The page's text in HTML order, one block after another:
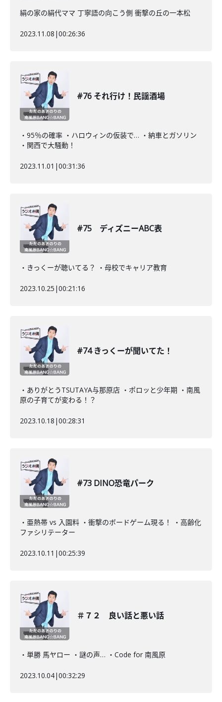
絹の家の絹代ママ 丁寧語の向こう側 衝撃の丘の一本松
2023.11.08 |00:26:36
#76 それ行け！民謡酒場
・95％の確率 ・ハロウィンの仮装で… ・納車とガソリン
・関西で大騒動！
2023.11.01 |00:31:36
#75 ディズニーABC表
・きっくーが聴いてる？ ・母校でキャリア教育
2023.10.25 |00:21:16
#74 きっくーが聞いてた！
・ありがとうTSUTAYA与那原店 ・ポロッと少年期 ・南風
原の子育てが変わる！？
2023.10.18 |00:28:31
#73 DINO恐竜パーク
・亜熱帯 vs 入園料 ・衝撃のボードゲーム現る！ ・高齢化
ファシリテーター
2023.10.11 |00:25:39
＃７２ 良い話と悪い話
・単勝 馬ヤロー ・謎の声… ・Code for 南風原
2023.10.04|00:32:29